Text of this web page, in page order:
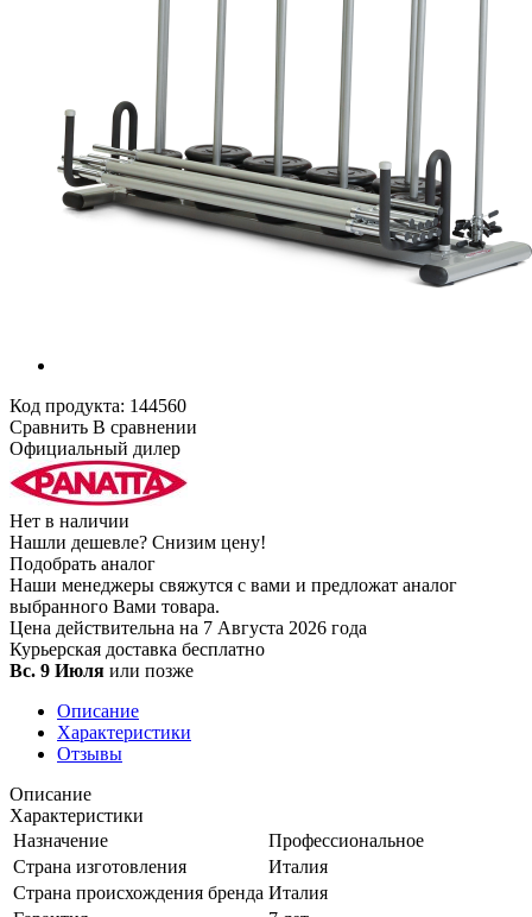
Код продукта: 144560
Сравнить В сравнении
Официальный дилер
Нет в наличии
Нашли дешевле? Снизим цену!
Подобрать аналог
Наши менеджеры свяжутся с вами и предложат аналог
выбранного Вами товара.
Цена действительна на 7 Августа 2026 года
Курьерская доставка бесплатно
Вс. 9 Июля или позже
Описание
Характеристики
Отзывы
Описание
Характеристики
Назначение
Профессиональное
Страна изготовления
Италия
Страна происхождения бренда Италия